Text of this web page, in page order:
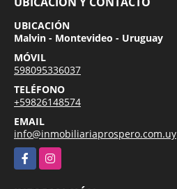
UBICACIÓN
Malvin - Montevideo - Uruguay
MÓVIL
598095336037
TELÉFONO
+59826148574
EMAIL
info@inmobiliariaprospero.com.uy
FacebookInstagram